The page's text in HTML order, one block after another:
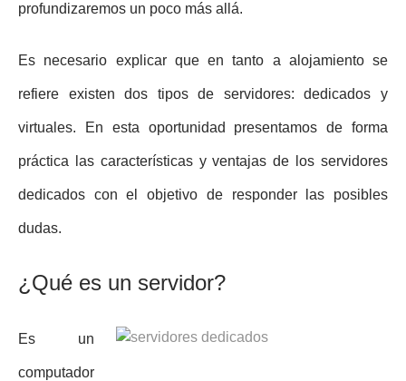
profundizaremos un poco más allá.
Es necesario explicar que en tanto a alojamiento se
refiere existen dos tipos de servidores: dedicados y
virtuales. En esta oportunidad presentamos de forma
práctica las características y ventajas de los servidores
dedicados con el objetivo de responder las posibles
dudas.
¿Qué es un servidor?
Es un
computador